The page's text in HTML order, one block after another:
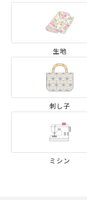
生地
刺し子
ミシン